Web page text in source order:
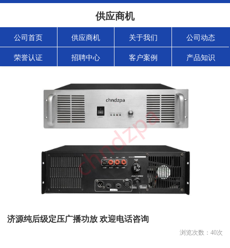
供应商机
公司首页 供应商机 关于我们 公司动态
荣誉认证 招聘中心 客户案例 产品知识
济源纯后级定压广播功放 欢迎电话咨询
浏览次数： 40次